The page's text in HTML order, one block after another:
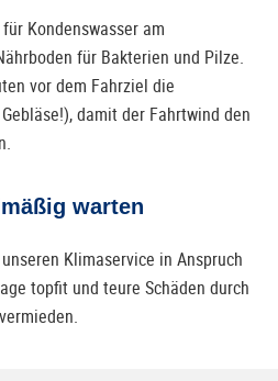
Kondenswasser am
für Bakterien und Pilze.
vor dem Fahrziel die
damit der Fahrtwind den
warten
Klimaservice in Anspruch
topfit und teure Schäden durch